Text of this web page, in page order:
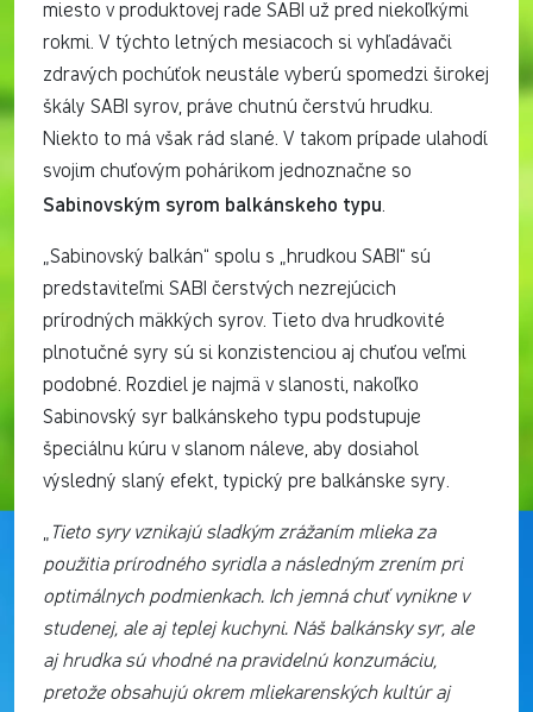
miesto v produktovej rade SABI už pred niekoľkými
rokmi. V týchto letných mesiacoch si vyhľadávači
zdravých pochúťok neustále vyberú spomedzi širokej
škály SABI syrov, práve chutnú čerstvú hrudku.
Niekto to má však rád slané. V takom prípade ulahodí
svojim chuťovým pohárikom jednoznačne so
Sabinovským syrom balkánskeho typu.
„Sabinovský balkán“ spolu s „hrudkou SABI“ sú
predstaviteľmi SABI čerstvých nezrejúcich
prírodných mäkkých syrov. Tieto dva hrudkovité
plnotučné syry sú si konzistenciou aj chuťou veľmi
podobné. Rozdiel je najmä v slanosti, nakoľko
Sabinovský syr balkánskeho typu podstupuje
špeciálnu kúru v slanom náleve, aby dosiahol
výsledný slaný efekt, typický pre balkánske syry.
„ Tieto syry vznikajú sladkým zrážaním mlieka za
použitia prírodného syridla a následným zrením pri
optimálnych podmienkach. Ich jemná chuť vynikne v
studenej, ale aj teplej kuchyni. Náš balkánsky syr, ale
aj hrudka sú vhodné na pravidelnú konzumáciu,
pretože obsahujú okrem mliekarenských kultúr aj